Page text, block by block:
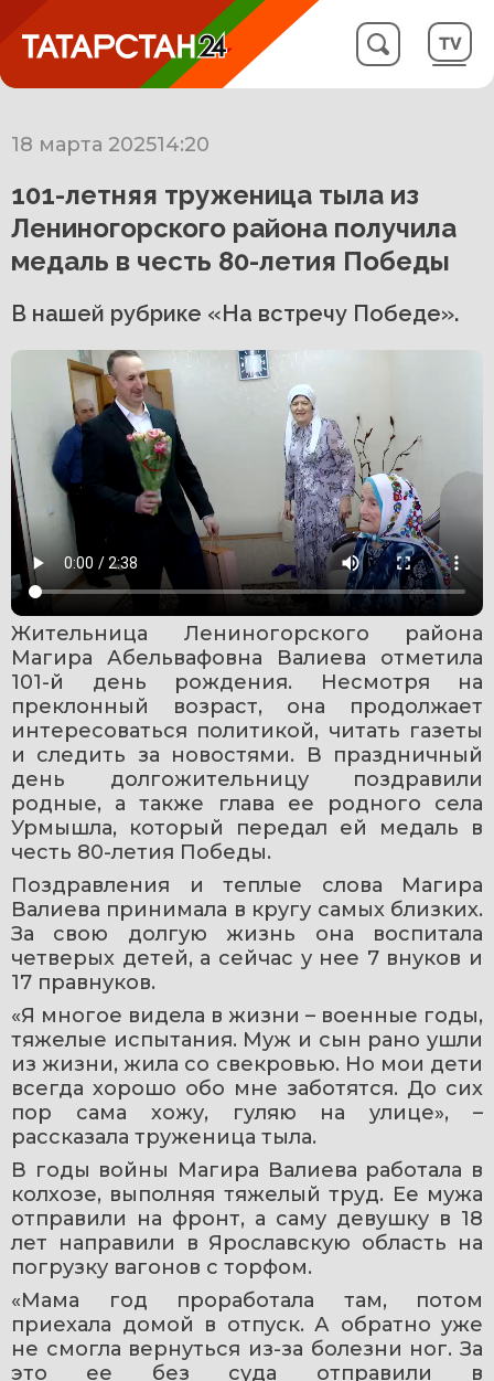
18 марта 202514:20
101-летняя труженица тыла из
Лениногорского района получила
медаль в честь 80-летия Победы
В нашей рубрике «На встречу Победе».
Жительница Лениногорского района
Магира Абельвафовна Валиева отметила
101-й день рождения. Несмотря на
преклонный возраст, она продолжает
интересоваться политикой, читать газеты
и следить за новостями. В праздничный
день долгожительницу поздравили
родные, а также глава ее родного села
Урмышла, который передал ей медаль в
честь 80-летия Победы.
Поздравления и теплые слова Магира
Валиева принимала в кругу самых близких.
За свою долгую жизнь она воспитала
четверых детей, а сейчас у нее 7 внуков и
17 правнуков.
«Я многое видела в жизни – военные годы,
тяжелые испытания. Муж и сын рано ушли
из жизни, жила со свекровью. Но мои дети
всегда хорошо обо мне заботятся. До сих
пор сама хожу, гуляю на улице», –
рассказала труженица тыла.
В годы войны Магира Валиева работала в
колхозе, выполняя тяжелый труд. Ее мужа
отправили на фронт, а саму девушку в 18
лет направили в Ярославскую область на
погрузку вагонов с торфом.
«Мама год проработала там, потом
приехала домой в отпуск. А обратно уже
не смогла вернуться из-за болезни ног. За
это ее без суда отправили в